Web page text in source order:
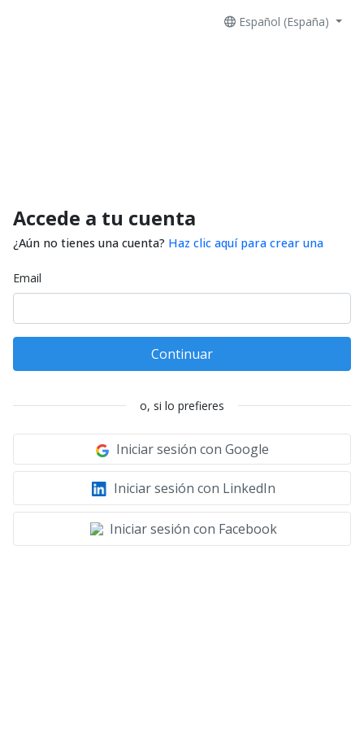
Español (España)
Accede a tu cuenta
¿Aún no tienes una cuenta? Haz clic aquí para crear una
Email
Continuar
o, si lo prefieres
Iniciar sesión con Google
Iniciar sesión con LinkedIn
Iniciar sesión con Facebook